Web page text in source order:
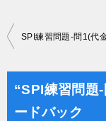
投
SPI練習問題-問1(代
“SPI練習問題
ードバック